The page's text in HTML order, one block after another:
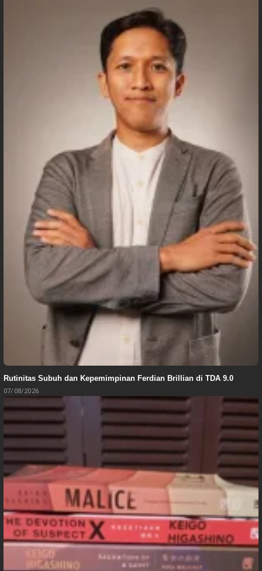
Rutinitas Subuh dan Kepemimpinan Ferdian Brillian di TDA 9.0
07/08/2026